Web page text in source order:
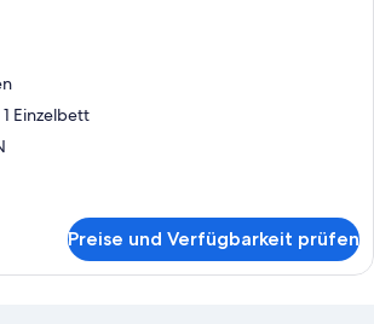
Einzelbett
Preise und Verfügbarkeit prüfen